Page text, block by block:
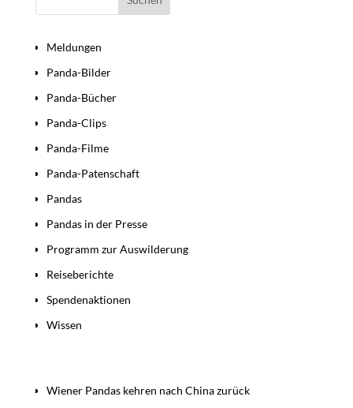
Meldungen
Panda-Bilder
Panda-Bücher
Panda-Clips
Panda-Filme
Panda-Patenschaft
Pandas
Pandas in der Presse
Programm zur Auswilderung
Reiseberichte
Spendenaktionen
Wissen
Wiener Pandas kehren nach China zurück